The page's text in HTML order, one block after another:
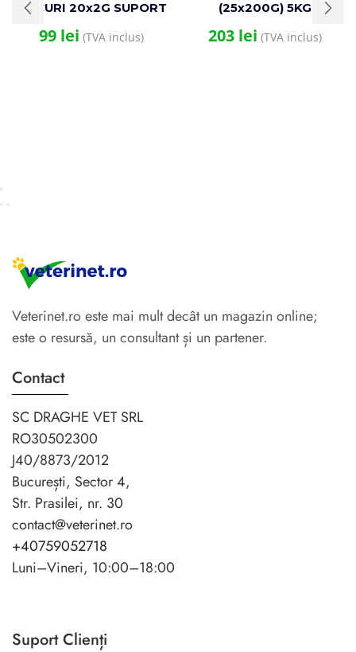
PLICURI 20x2G SUPORT
URINAR CAINI SI PISICI
99 lei (TVA inclus)
(25x200G) 5KG
(PRET/CUTIE)
203 lei (TVA inclus)
Veterinet.ro este mai mult decât un magazin online;
este o resursă, un consultant și un partener.
Contact
SC DRAGHE VET SRL
RO30502300
J40/8873/2012
București, Sector 4,
Str. Prasilei, nr. 30
contact@veterinet.ro
+40759052718
Luni–Vineri, 10:00–18:00
Suport Clienți